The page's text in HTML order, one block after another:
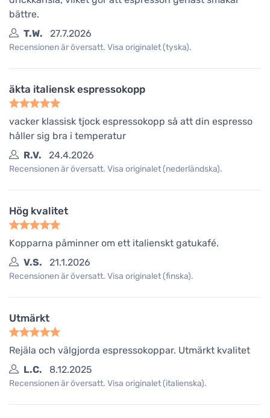
bättre.
T.W.
27.7.2026
Recensionen är översatt. Visa originalet (tyska).
äkta italiensk espressokopp
vacker klassisk tjock espressokopp så att din espresso
håller sig bra i temperatur
R.V.
24.4.2026
Recensionen är översatt. Visa originalet (nederländska).
Hög kvalitet
Kopparna påminner om ett italienskt gatukafé.
V.S.
21.1.2026
Recensionen är översatt. Visa originalet (finska).
Utmärkt
Rejäla och välgjorda espressokoppar. Utmärkt kvalitet
L.C.
8.12.2025
Recensionen är översatt. Visa originalet (italienska).